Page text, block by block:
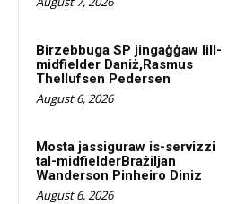
Birzebbuga SP jingaġġaw lill-
midfielder Daniż,Rasmus
Thellufsen Pedersen
August 6, 2026
Mosta jassiguraw is-servizzi
tal-midfielderBrażiljan
Wanderson Pinheiro Diniz
August 6, 2026